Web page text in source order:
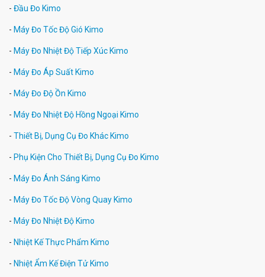
- Đầu Đo Kimo
- Máy Đo Tốc Độ Gió Kimo
- Máy Đo Nhiệt Độ Tiếp Xúc Kimo
- Máy Đo Áp Suất Kimo
- Máy Đo Độ Ồn Kimo
- Máy Đo Nhiệt Độ Hồng Ngoại Kimo
- Thiết Bị, Dụng Cụ Đo Khác Kimo
- Phụ Kiện Cho Thiết Bị, Dụng Cụ Đo Kimo
- Máy Đo Ánh Sáng Kimo
- Máy Đo Tốc Độ Vòng Quay Kimo
- Máy Đo Nhiệt Độ Kimo
- Nhiệt Kế Thực Phẩm Kimo
- Nhiệt Ẩm Kế Điện Tử Kimo